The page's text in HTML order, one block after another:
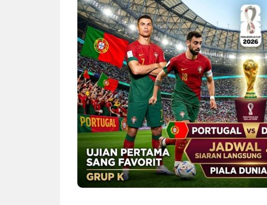
Rekor Indonesia vs
Singapura: Garuda Lebih
Dominan Jelang ASEAN
Hyundai Cup 2026
Indonesia vs Singapura:
Duel Hidup Mati di
Hyundai Cup
wajib-bangkit!